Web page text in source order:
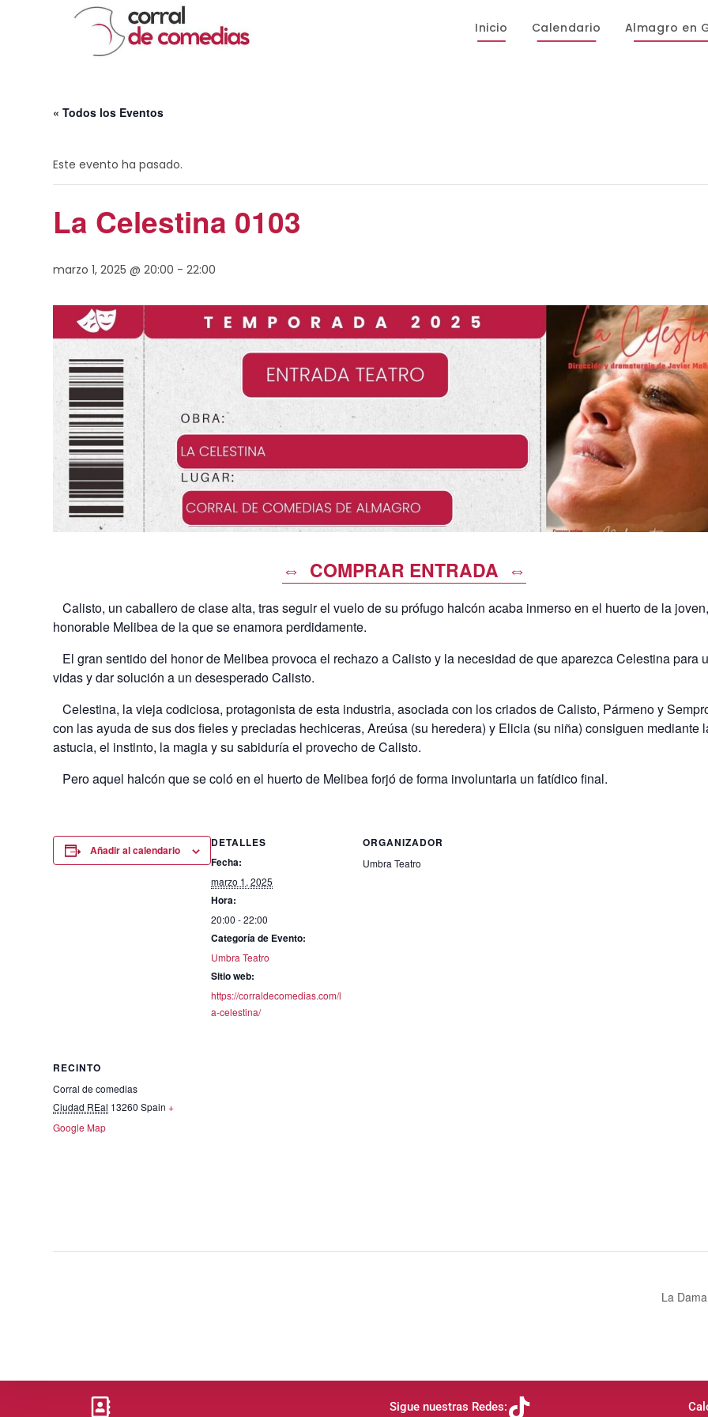
Inicio Calendario Almagro en
« Todos los Eventos
Este evento ha pasado.
La Celestina 0103
marzo 1, 2025 @ 20:00 -22:00
⇔ COMPRAR ENTRADA ⇔
Calisto, un caballero de clase alta, tras seguir el vuelo de su prófugo halcón acaba inmerso en el huerto de la
honorable Melibea de la que se enamora perdidamente.
El gran sentido del honor de Melibea provoca el rechazo a Calisto y la necesidad de que aparezca Celestina para
vidas y dar solución a un desesperado Calisto.
Celestina, la vieja codiciosa, protagonista de esta industria, asociada con los criados de Calisto, Pármeno y
con las ayuda de sus dos fieles y preciadas hechiceras, Areúsa (su heredera) y Elicia (su niña) consiguen mediante
astucia, el instinto, la magia y su sabiduría el provecho de Calisto.
Pero aquel halcón que se coló en el huerto de Melibea forjó de forma involuntaria un fatídico final.
Añadir al calendario
DETALLES
Fecha:
marzo 1, 2025
Hora:
20:00 - 22:00
Categoría de Evento:
Umbra Teatro
Sitio web:
https://corraldecomedias.com/l
a-celestina/
ORGANIZADOR
Umbra Teatro
RECINTO
Corral de comedias
Ciudad REal 13260 Spain +
Google Map
La
Sigue nuestras Redes: